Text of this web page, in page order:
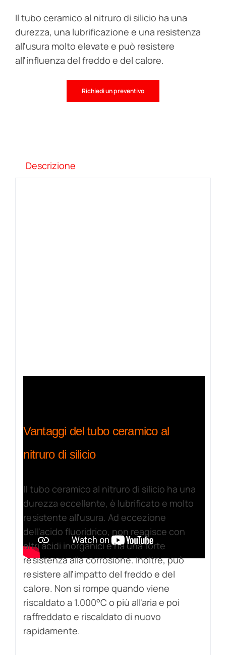
Il tubo ceramico al nitruro di silicio ha una
durezza, una lubrificazione e una resistenza
all'usura molto elevate e può resistere
all'influenza del freddo e del calore.
Richiedi un preventivo
Descrizione
Vantaggi del tubo ceramico al
nitruro di silicio
Il tubo ceramico al nitruro di silicio ha una
durezza eccellente, è lubrificato e molto
resistente all'usura. Ad eccezione
dell'acido fluoridrico, non reagisce con
altri acidi inorganici e ha una forte
resistenza alla corrosione. Inoltre, può
resistere all'impatto del freddo e del
calore. Non si rompe quando viene
riscaldato a 1.000°C o più all'aria e poi
raffreddato e riscaldato di nuovo
rapidamente.